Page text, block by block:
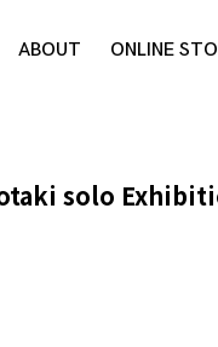
ABOUT ONLINE
solo